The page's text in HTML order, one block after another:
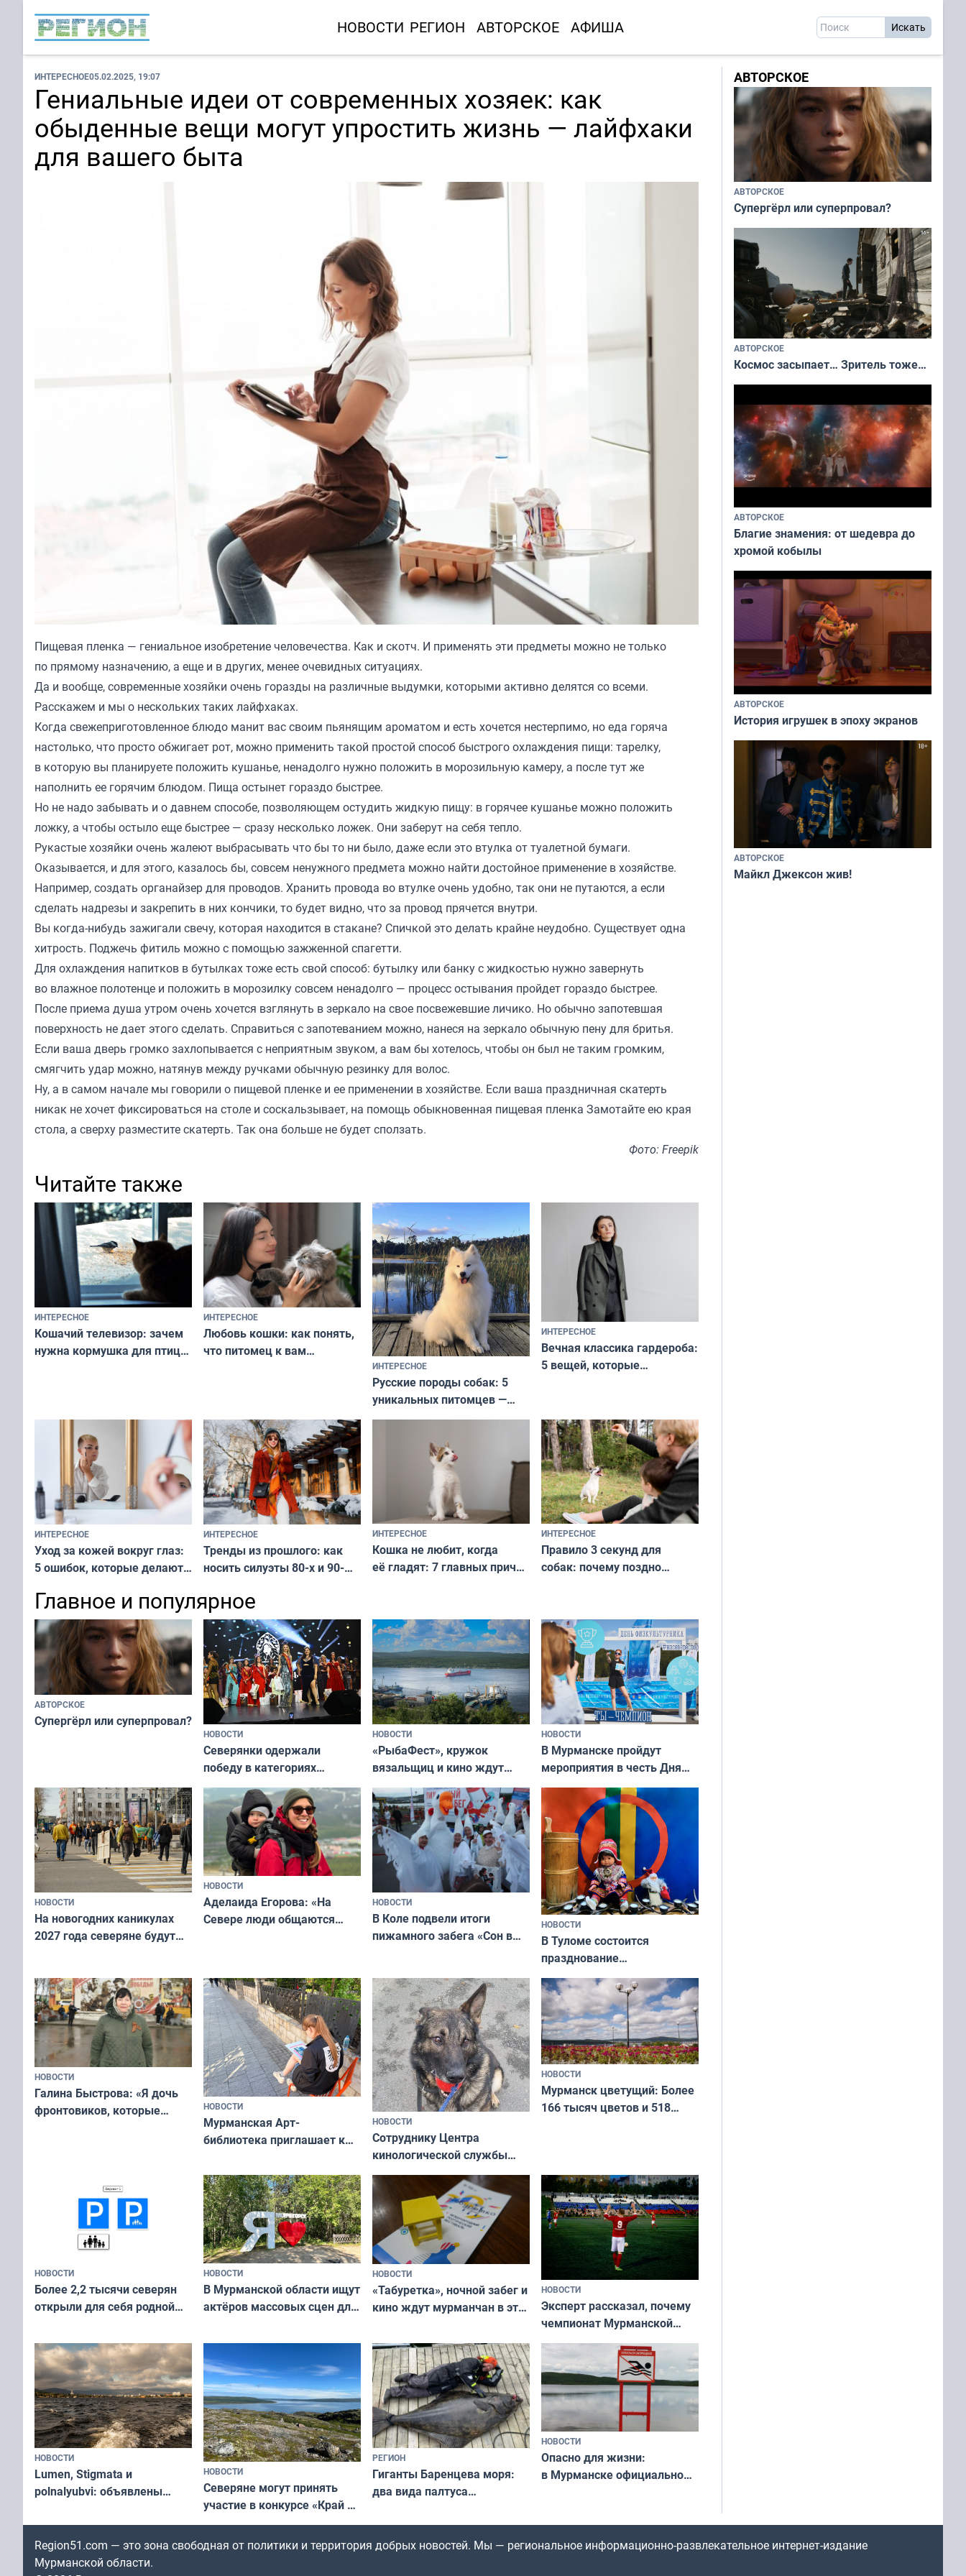
НОВОСТИ РЕГИОН АВТОРСКОЕ АФИША
ИНТЕРЕСНОЕ05.02.2025, 19:07
Гениальные идеи от современных хозяек: как
обыденные вещи могут упростить жизнь — лайфхаки
для вашего быта
Пищевая пленка — гениальное изобретение человечества. Как и скотч. И применять эти предметы можно не только
по прямому назначению, а еще и в других, менее очевидных ситуациях.
Да и вообще, современные хозяйки очень горазды на различные выдумки, которыми активно делятся со всеми.
Расскажем и мы о нескольких таких лайфхаках.
Когда свежеприготовленное блюдо манит вас своим пьянящим ароматом и есть хочется нестерпимо, но еда горяча
настолько, что просто обжигает рот, можно применить такой простой способ быстрого охлаждения пищи: тарелку,
в которую вы планируете положить кушанье, ненадолго нужно положить в морозильную камеру, а после тут же
наполнить ее горячим блюдом. Пища остынет гораздо быстрее.
Но не надо забывать и о давнем способе, позволяющем остудить жидкую пищу: в горячее кушанье можно положить
ложку, а чтобы остыло еще быстрее — сразу несколько ложек. Они заберут на себя тепло.
Рукастые хозяйки очень жалеют выбрасывать что бы то ни было, даже если это втулка от туалетной бумаги.
Оказывается, и для этого, казалось бы, совсем ненужного предмета можно найти достойное применение в хозяйстве.
Например, создать органайзер для проводов. Хранить провода во втулке очень удобно, так они не путаются, а если
сделать надрезы и закрепить в них кончики, то будет видно, что за провод прячется внутри.
Вы когда-нибудь зажигали свечу, которая находится в стакане? Спичкой это делать крайне неудобно. Существует одна
хитрость. Поджечь фитиль можно с помощью зажженной спагетти.
Для охлаждения напитков в бутылках тоже есть свой способ: бутылку или банку с жидкостью нужно завернуть
во влажное полотенце и положить в морозилку совсем ненадолго — процесс остывания пройдет гораздо быстрее.
После приема душа утром очень хочется взглянуть в зеркало на свое посвежевшие личико. Но обычно запотевшая
поверхность не дает этого сделать. Справиться с запотеванием можно, нанеся на зеркало обычную пену для бритья.
Если ваша дверь громко захлопывается с неприятным звуком, а вам бы хотелось, чтобы он был не таким громким,
смягчить удар можно, натянув между ручками обычную резинку для волос.
Ну, а в самом начале мы говорили о пищевой пленке и ее применении в хозяйстве. Если ваша праздничная скатерть
никак не хочет фиксироваться на столе и соскальзывает, на помощь обыкновенная пищевая пленка Замотайте ею края
стола, а сверху разместите скатерть. Так она больше не будет сползать.
Фото: Freepik
Читайте также
ИНТЕРЕСНОЕ
Кошачий телевизор: зачем
нужна кормушка для птиц
ИНТЕРЕСНОЕ
Любовь кошки: как понять,
что питомец к вам
ИНТЕРЕСНОЕ
Русские породы собак: 5
уникальных питомцев —
национальные сокровища
и характером
ИНТЕРЕСНОЕ
Вечная классика гардероба:
5 вещей, которые
и актуально в любой сезон
ИНТЕРЕСНОЕ
Уход за кожей вокруг глаз:
5 ошибок, которые делают
и вернуть свежий взгляд
без дорогих средств
ИНТЕРЕСНОЕ
Тренды из прошлого: как
носить силуэты 80-х и 90-
современно и стильно без
переплат
ИНТЕРЕСНОЕ
Кошка не любит, когда
её гладят: 7 главных причин
независимому питомцу
ИНТЕРЕСНОЕ
Правило 3 секунд для
собак: почему поздно
питомцу всё сразу и без
криков
Главное и популярное
АВТОРСКОЕ
Супергёрл или суперпровал?
НОВОСТИ
Северянки одержали
победу в категориях
всероссийского конкурса
«Мисс и Миссис Великая
Русь»
НОВОСТИ
«РыбаФест», кружок
вязальщиц и кино ждут
мурманчан в эти выходные
НОВОСТИ
В Мурманске пройдут
мероприятия в честь Дня
физкультурника
НОВОСТИ
На новогодних каникулах
2027 года северяне будут
НОВОСТИ
Аделаида Егорова: «На
Севере люди общаются
НОВОСТИ
В Коле подвели итоги
пижамного забега «Сон в
НОВОСТИ
В Туломе состоится
празднование
Международного дня
коренных народов мира
НОВОСТИ
Галина Быстрова: «Я дочь
фронтовиков, которые
НОВОСТИ
Мурманская Арт-
библиотека приглашает к
и фотографов
НОВОСТИ
Сотруднику Центра
кинологической службы
ищут новый дом
НОВОСТИ
Мурманск цветущий: Более
166 тысяч цветов и 518
НОВОСТИ
Более 2,2 тысячи северян
открыли для себя родной
«Туризм для своих»
НОВОСТИ
В Мурманской области ищут
актёров массовых сцен для
короткометражном фильме
НОВОСТИ
«Табуретка», ночной забег и
кино ждут мурманчан в эти
НОВОСТИ
Эксперт рассказал, почему
чемпионат Мурманской
области по футболу остался
незамеченным
НОВОСТИ
Lumen, Stigmata и
polnalyubvi: объявлены
«Имандра» в 2026 года
НОВОСТИ
Северяне могут принять
участие в конкурсе «Край у
северной границы: фотогид
по Печенгскому округу»
РЕГИОН
Гиганты Баренцева моря:
два вида палтуса
НОВОСТИ
Опасно для жизни:
в Мурманске официально
АВТОРСКОЕ
АВТОРСКОЕ
Супергёрл или суперпровал?
АВТОРСКОЕ
Космос засыпает… Зритель тоже…
АВТОРСКОЕ
Благие знамения: от шедевра до
хромой кобылы
АВТОРСКОЕ
История игрушек в эпоху экранов
АВТОРСКОЕ
Майкл Джексон жив!
Region51.com — это зона свободная от политики и территория добрых новостей. Мы — региональное информационно-развлекательное интернет-издание
Мурманской области.